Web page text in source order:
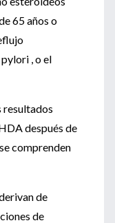
65 años o
, o el
resultados
después de
comprenden
de
de